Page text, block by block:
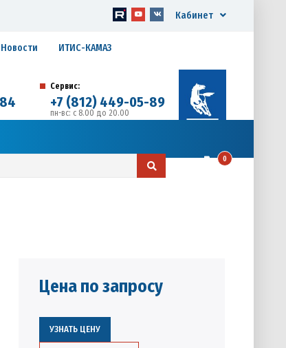
Кабинет
Новости ИТИС-КАМАЗ
Сервис:
+7 (812) 449-05-89
пн-вс: с 8.00 до 20.00
0
Цена по запросу
УЗНАТЬ ЦЕНУ